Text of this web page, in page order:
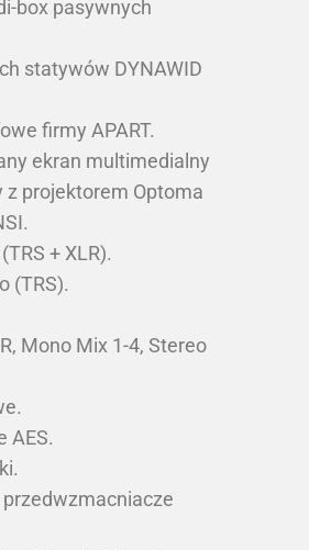
box pasywnych
statywów DYNAWID
firmy APART.
ekran multimedialny
z projektorem Optoma
+ XLR).
(TRS).
Mono Mix 1-4, Stereo
AES.
przedwzmacniacze